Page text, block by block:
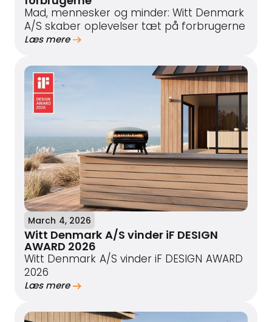
Mad, mennesker og minder: Witt Denmark
A/S skaber oplevelser tæt på forbrugerne
Læs mere
March 4, 2026
Witt Denmark A/S vinder iF DESIGN
AWARD 2026
Witt Denmark A/S vinder iF DESIGN AWARD
2026
Læs mere